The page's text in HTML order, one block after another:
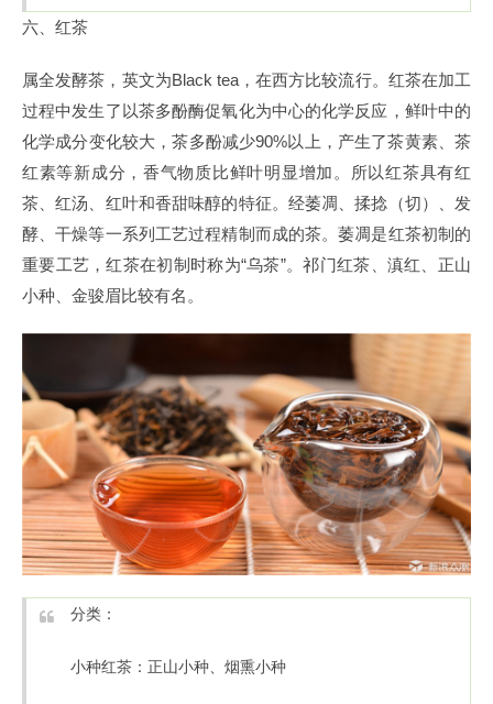
六、红茶
属全发酵茶，英文为Black tea，在西方比较流行。红茶在加工
过程中发生了以茶多酚酶促氧化为中心的化学反应，鲜叶中的
化学成分变化较大，茶多酚减少90%以上，产生了茶黄素、茶
红素等新成分，香气物质比鲜叶明显增加。所以红茶具有红
茶、红汤、红叶和香甜味醇的特征。经萎凋、揉捻（切）、发
酵、干燥等一系列工艺过程精制而成的茶。萎凋是红茶初制的
重要工艺，红茶在初制时称为“乌茶”。祁门红茶、滇红、正山
小种、金骏眉比较有名。
分类：
小种红茶：正山小种、烟熏小种